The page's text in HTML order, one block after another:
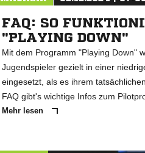
FAQ: SO
"PLAYING DOWN"
Mit dem Programm "Playing Down"
Jugendspieler gezielt in einer
eingesetzt, als es ihrem
FAQ gibt's wichtige Infos zum
Mehr lesen